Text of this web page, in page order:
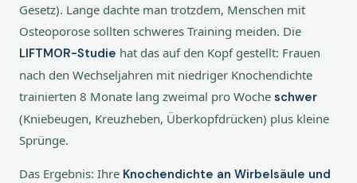
Gesetz). Lange dachte man trotzdem, Menschen mit
Osteoporose sollten schweres Training meiden. Die
LIFTMOR-Studie hat das auf den Kopf gestellt: Frauen
nach den Wechseljahren mit niedriger Knochendichte
trainierten 8 Monate lang zweimal pro Woche schwer
(Kniebeugen, Kreuzheben, Überkopfdrücken) plus kleine
Sprünge.
Das Ergebnis: Ihre Knochendichte an Wirbelsäule und